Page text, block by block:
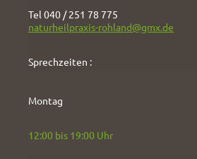
Tel 040 / 251 78 775
naturheilpraxis-rohland@gmx.de
Sprechzeiten :
Montag
12:00 bis 19:00 Uhr